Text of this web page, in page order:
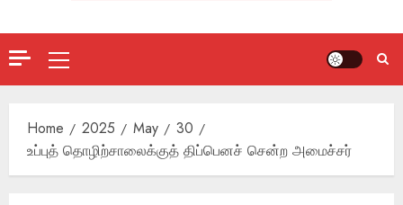
Primary
Menu
Home 2025 May
30
உப்புத் தொழிற்சாலைக்குத் திப்பெனச் சென்ற அமைச்சர்